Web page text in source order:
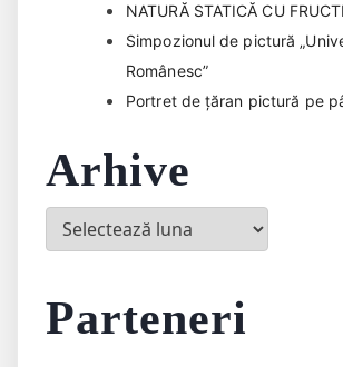
NATURĂ STATICĂ CU
Simpozionul de pictură
Românesc”
Portret de țăran pictură pe
Arhive
Arhive
Parteneri